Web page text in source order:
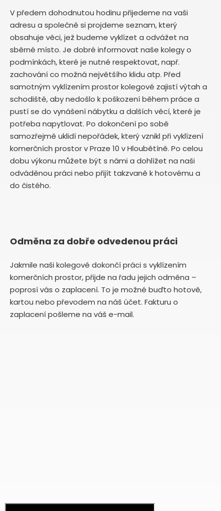
V předem dohodnutou hodinu přijedeme na vaši
adresu a společně si projdeme seznam, který
obsahuje věci, jež budeme vyklízet a odvážet na
sběrné místo. Je dobré informovat naše kolegy o
podmínkách, které je nutné respektovat, např.
zachování co možná největšího klidu atp. Před
samotným vyklízením prostor kolegové zajistí výtah a
schodiště, aby nedošlo k poškození během práce a
pustí se do vynášení nábytku a dalších věcí, které je
potřeba napytlovat. Po dokončení po sobě
samozřejmě uklidí nepořádek, který vznikl při vyklízení
komerčních prostor v Praze 10 v Hloubětíně. Po celou
dobu výkonu můžete být s námi a dohlížet na naši
odváděnou práci nebo přijít takzvaně k hotovému a
do čistého.
Odměna za dobře odvedenou práci
Jakmile naši kolegové dokončí práci s vyklízením
komerčních prostor, přijde na řadu jejich odměna –
poprosí vás o zaplacení. To je možné buďto hotově,
kartou nebo převodem na náš účet. Fakturu o
zaplacení pošleme na váš e-mail.